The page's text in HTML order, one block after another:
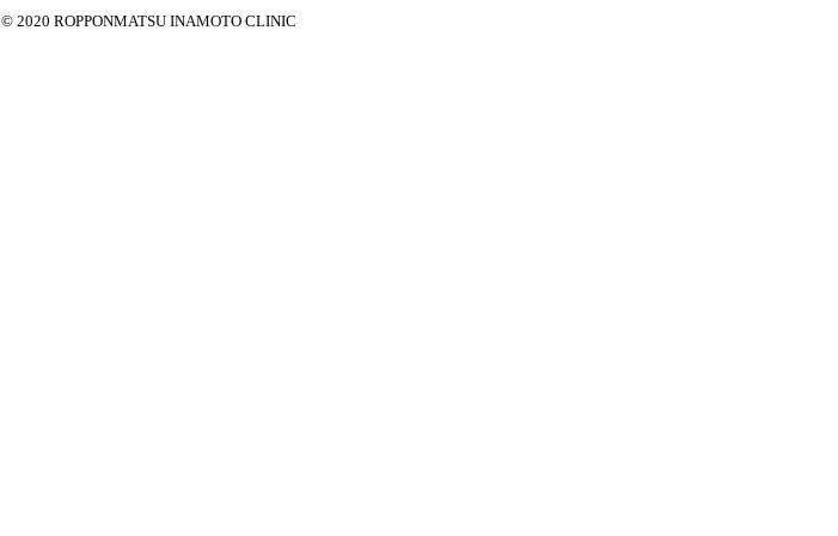
© 2020 ROPPONMATSU INAMOTO CLINIC